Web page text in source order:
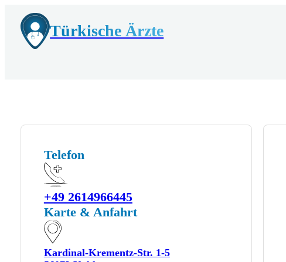
Türkische Ärzte
Telefon
+49 2614966445
Karte & Anfahrt
Kardinal-Krementz-Str. 1-5